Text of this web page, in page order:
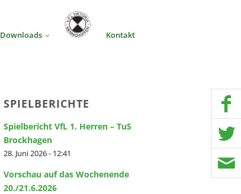
Downloads Kontakt
SPIELBERICHTE
Spielbericht VfL 1. Herren – TuS
Brockhagen
28. Juni 2026 - 12:41
Vorschau auf das Wochenende
20./21.6.2026